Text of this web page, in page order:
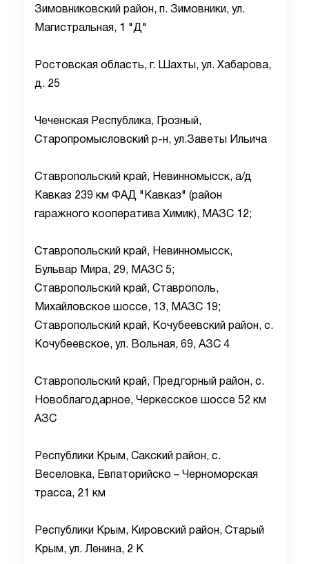
Зимовниковский район, п. Зимовники, ул.
Магистральная, 1 "Д"
Ростовская область, г. Шахты, ул. Хабарова,
д. 25
Чеченская Республика, Грозный,
Старопромысловский р-н, ул.Заветы Ильича
Ставропольский край, Невинномысск, а/д
Кавказ 239 км ФАД "Кавказ" (район
гаражного кооператива Химик), МАЗС 12;
Ставропольский край, Невинномысск,
Бульвар Мира, 29, МАЗС 5;
Ставропольский край, Ставрополь,
Михайловское шоссе, 13, МАЗС 19;
Ставропольский край, Кочубеевский район, с.
Кочубеевское, ул. Вольная, 69, АЗС 4
Ставропольский край, Предгорный район, с.
Новоблагодарное, Черкесское шоссе 52 км
АЗС
Республики Крым, Сакский район, с.
Веселовка, Евпаторийско – Черноморская
трасса, 21 км
Республики Крым, Кировский район, Старый
Крым, ул. Ленина, 2 К